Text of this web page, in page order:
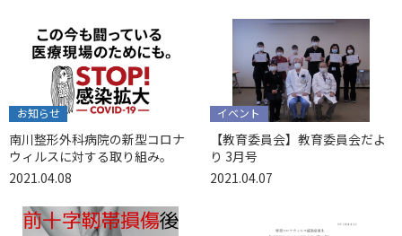
お知らせ
南川整形外科病院の新型コロナ
ウィルスに対する取り組み。
2021.04.08
イベント
【教育委員会】教育委員会だよ
り 3月号
2021.04.07